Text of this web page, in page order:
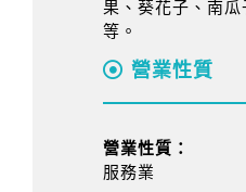
果、葵花子、南
等。
營業性質
營業性質：
服務業